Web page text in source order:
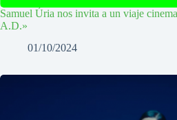
Samuel Úria nos invita a un viaje
A.D.»
01/10/2024